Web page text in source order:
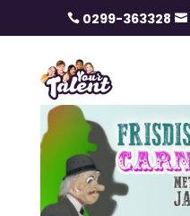
 0299-363328 